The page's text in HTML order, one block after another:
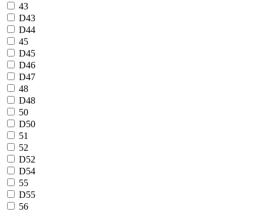
43
D43
D44
45
D45
D46
D47
48
D48
50
D50
51
52
D52
D54
55
D55
56